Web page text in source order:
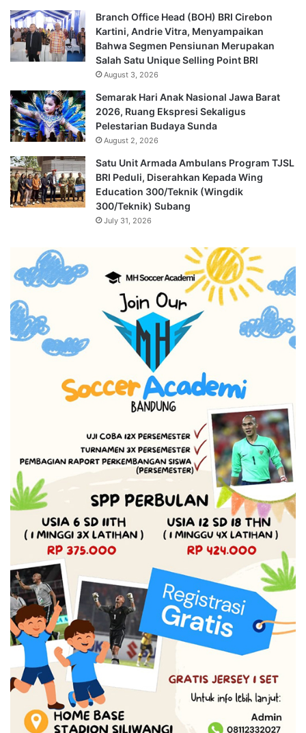
Branch Office Head (BOH) BRI Cirebon
Kartini, Andrie Vitra, Menyampaikan
Bahwa Segmen Pensiunan Merupakan
Salah Satu Unique Selling Point BRI
August 3, 2026
Semarak Hari Anak Nasional Jawa Barat
2026, Ruang Ekspresi Sekaligus
Pelestarian Budaya Sunda
August 2, 2026
Satu Unit Armada Ambulans Program TJSL
BRI Peduli, Diserahkan Kepada Wing
Education 300/Teknik (Wingdik
300/Teknik) Subang
July 31, 2026